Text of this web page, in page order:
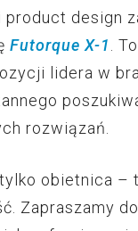
design
Futorque X-1 .
lidera w
rozwiązań.
obietnica –
Zapraszamy do